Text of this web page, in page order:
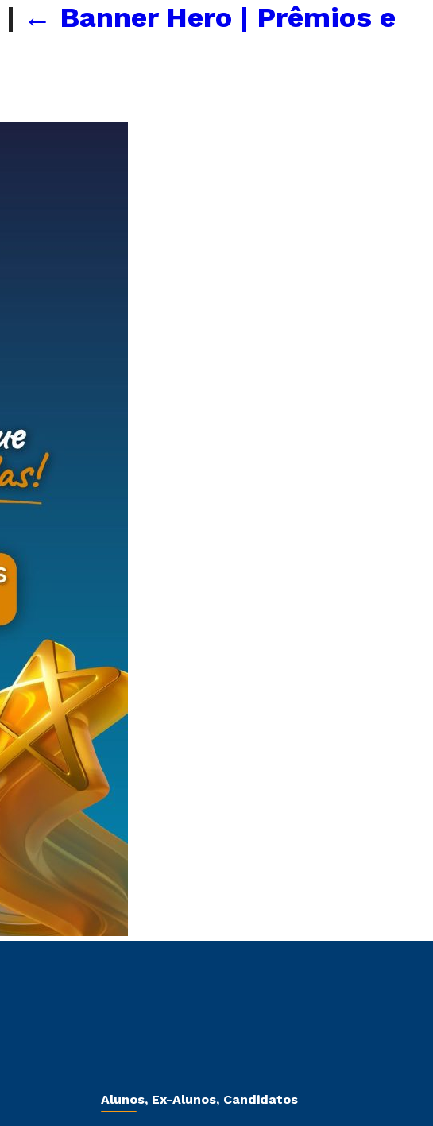
| ← Banner Hero | Prêmios e
Alunos, Ex-Alunos, Candidatos